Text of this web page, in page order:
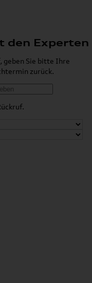
den Experten
geben Sie bitte Ihre
zurück.